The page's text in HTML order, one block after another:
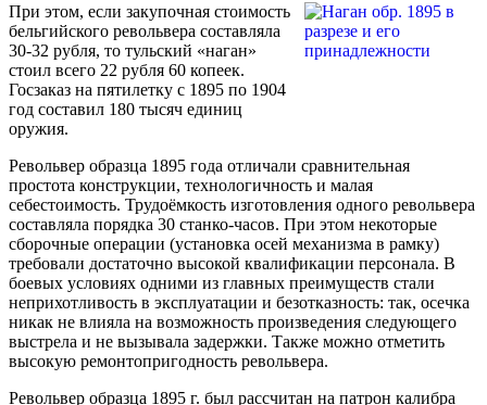
При этом, если закупочная стоимость
бельгийского револьвера составляла
30-32 рубля, то тульский «наган»
стоил всего 22 рубля 60 копеек.
Госзаказ на пятилетку с 1895 по 1904
год составил 180 тысяч единиц
оружия.
Револьвер образца 1895 года отличали сравнительная
простота конструкции, технологичность и малая
себестоимость. Трудоёмкость изготовления одного револьвера
составляла порядка 30 станко-часов. При этом некоторые
сборочные операции (установка осей механизма в рамку)
требовали достаточно высокой квалификации персонала. В
боевых условиях одними из главных преимуществ стали
неприхотливость в эксплуатации и безотказность: так, осечка
никак не влияла на возможность произведения следующего
выстрела и не вызывала задержки. Также можно отметить
высокую ремонтопригодность револьвера.
Револьвер образца 1895 г. был рассчитан на патрон калибра